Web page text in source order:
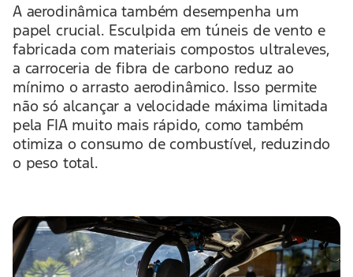
A aerodinâmica também desempenha um
papel crucial. Esculpida em túneis de vento e
fabricada com materiais compostos ultraleves,
a carroceria de fibra de carbono reduz ao
mínimo o arrasto aerodinâmico. Isso permite
não só alcançar a velocidade máxima limitada
pela FIA muito mais rápido, como também
otimiza o consumo de combustível, reduzindo
o peso total.